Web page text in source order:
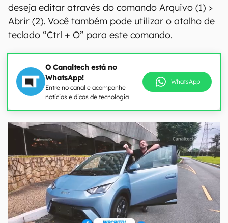
deseja editar através do comando Arquivo (1) >
Abrir (2). Você também pode utilizar o atalho de
teclado “Ctrl + O” para este comando.
O Canaltech está no
WhatsApp!
Entre no canal e acompanhe
notícias e dicas de tecnologia
WhatsApp